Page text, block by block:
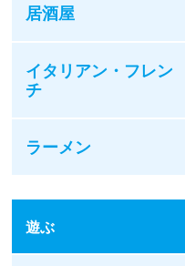
居酒屋
イタリアン・フレン
チ
ラーメン
遊ぶ